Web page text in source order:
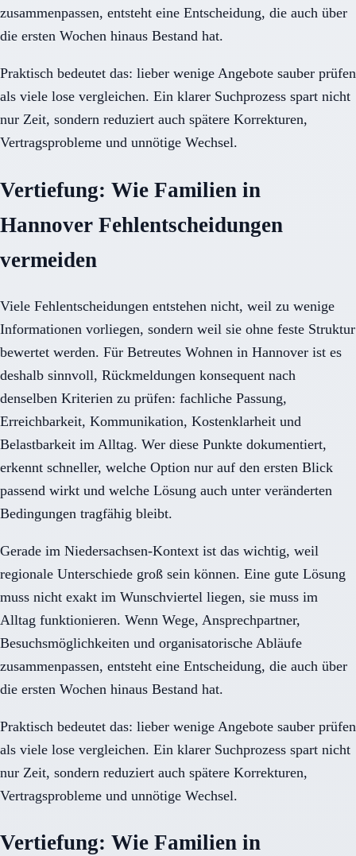
zusammenpassen, entsteht eine Entscheidung, die auch über
die ersten Wochen hinaus Bestand hat.
Praktisch bedeutet das: lieber wenige Angebote sauber prüfen
als viele lose vergleichen. Ein klarer Suchprozess spart nicht
nur Zeit, sondern reduziert auch spätere Korrekturen,
Vertragsprobleme und unnötige Wechsel.
Vertiefung: Wie Familien in
Hannover Fehlentscheidungen
vermeiden
Viele Fehlentscheidungen entstehen nicht, weil zu wenige
Informationen vorliegen, sondern weil sie ohne feste Struktur
bewertet werden. Für Betreutes Wohnen in Hannover ist es
deshalb sinnvoll, Rückmeldungen konsequent nach
denselben Kriterien zu prüfen: fachliche Passung,
Erreichbarkeit, Kommunikation, Kostenklarheit und
Belastbarkeit im Alltag. Wer diese Punkte dokumentiert,
erkennt schneller, welche Option nur auf den ersten Blick
passend wirkt und welche Lösung auch unter veränderten
Bedingungen tragfähig bleibt.
Gerade im Niedersachsen-Kontext ist das wichtig, weil
regionale Unterschiede groß sein können. Eine gute Lösung
muss nicht exakt im Wunschviertel liegen, sie muss im
Alltag funktionieren. Wenn Wege, Ansprechpartner,
Besuchsmöglichkeiten und organisatorische Abläufe
zusammenpassen, entsteht eine Entscheidung, die auch über
die ersten Wochen hinaus Bestand hat.
Praktisch bedeutet das: lieber wenige Angebote sauber prüfen
als viele lose vergleichen. Ein klarer Suchprozess spart nicht
nur Zeit, sondern reduziert auch spätere Korrekturen,
Vertragsprobleme und unnötige Wechsel.
Vertiefung: Wie Familien in